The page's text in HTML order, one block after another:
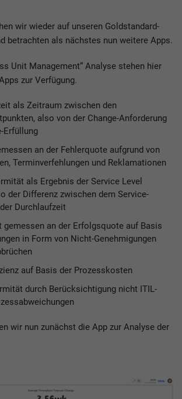
wir wieder auf unseren Goldstandard-
betrachten als nächstes nun weitere Apps.
Unit Management“ Analyse stehen hier
zur Verfügung.
als Zeitraum zwischen den
also von der Change-Anforderung
Erfüllung
an der Fehlerquote aufgrund von
Terminverfehlungen und Reklamationen
als Ergebnis der Service Level
der Differenz zwischen dem Service-
Durchlaufzeit
gemessen an der Erfolgsquote auf Basis
in Form von Nicht-Genehmigungen
auf Basis der Prozesskosten
durch Berücksichtigung nicht ITIL-
wir nun zunächst die App zur Analyse der